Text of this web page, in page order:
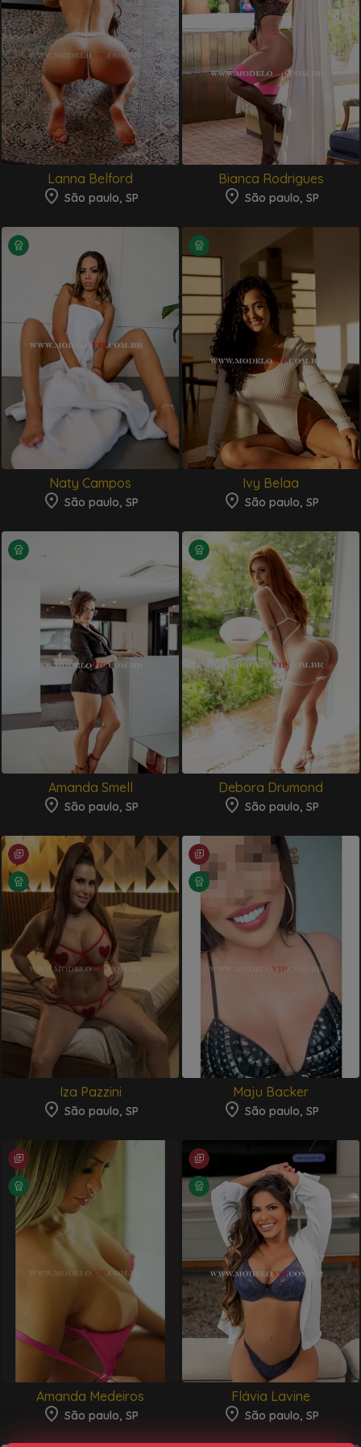
Lanna Belford
São paulo, SP
Bianca Rodrigues
São paulo, SP
Naty Campos
São paulo, SP
Ivy Belaa
São paulo, SP
Amanda Smell
São paulo, SP
Debora Drumond
São paulo, SP
Iza Pazzini
São paulo, SP
Maju Backer
São paulo, SP
Amanda Medeiros
São paulo, SP
Flávia Lavine
São paulo, SP
Ver destaques